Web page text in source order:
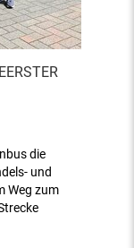
die
und
Weg zum